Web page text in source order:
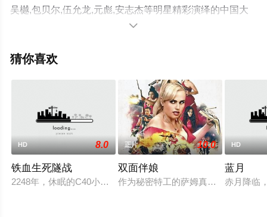
吴樾,包贝尔,伍允龙,元彪,安志杰等明星精彩演绎的中国大
陆电影，大结局剧情已揭晓（1-1全集），手机免费观看高
可移步至豆瓣电影、电视猫或剧情网等平台了解。

猜你喜欢
HD 8.0
铁血生死隧战
2248年，休眠的C40小队队长方毅（任天野 饰）和他的小队成
正片 10.0
双面伴娘
作为秘密特工的萨姆真实的身份无法
HD
蓝月
赤月降临